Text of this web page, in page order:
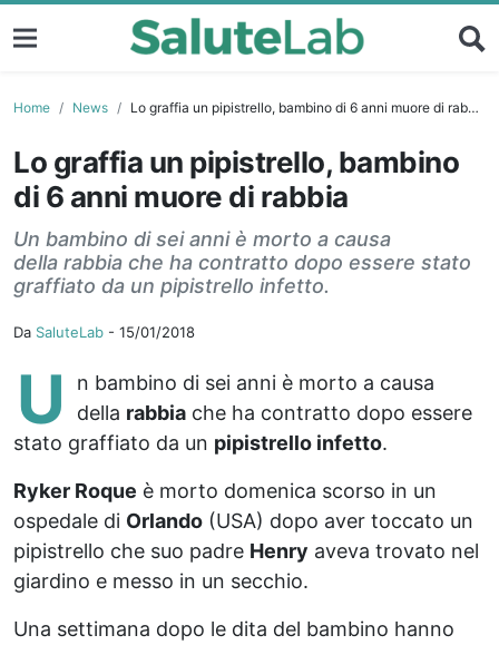
Home News Lo graffia un pipistrello, bambino di 6 anni muore di rabbia
Lo graffia un pipistrello, bambino
di 6 anni muore di rabbia
Un bambino di sei anni è morto a causa
della rabbia che ha contratto dopo essere stato
graffiato da un pipistrello infetto.
Da SaluteLab - 15/01/2018
U
n bambino di sei anni è morto a causa
della rabbia che ha contratto dopo essere
stato graffiato da un pipistrello infetto.
Ryker Roque è morto domenica scorso in un
ospedale di Orlando (USA) dopo aver toccato un
pipistrello che suo padre Henry aveva trovato nel
giardino e messo in un secchio.
Una settimana dopo le dita del bambino hanno